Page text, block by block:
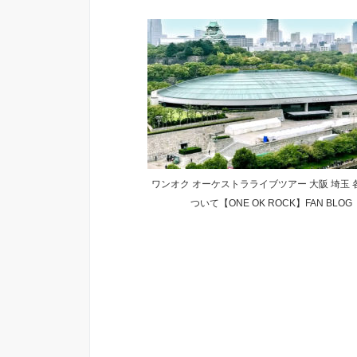
ワンオク オーケストラライブツアー 大阪 埼玉
ついて【ONE OK ROCK】FAN BLOG